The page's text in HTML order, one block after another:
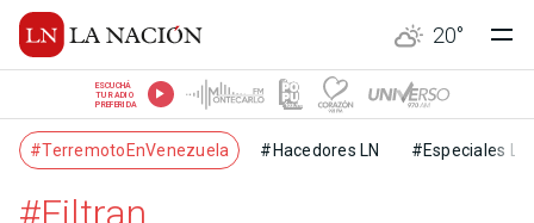
20°
ESCUCHÁ
TU RADIO
PREFERIDA
#TerremotoEnVenezuela #Hacedores LN #Especiales LN
#Filtran